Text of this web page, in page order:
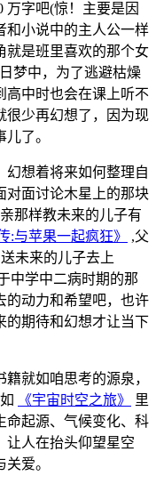
万字吧(惊！主要是因
和小说中的主人公一样
就是班里喜欢的那个女
梦中，为了逃避枯燥
高中时也会在课上听不
很少再幻想了，因为现
了。
幻想着将来如何整理自
对面讨论木星上的那块
那样教未来的儿子有
:与苹果一起疯狂》
,父
未来的儿子去上
中学中二病时期的那
的动力和希望吧，也许
的期待和幻想才让当下
就如咱思考的源泉，
《宇宙时空之旅》
里
命起源、气候变化、科
让人在抬头仰望星空
爱。